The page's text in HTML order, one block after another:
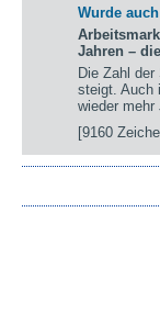
Wurde
Jahren –
Die Zahl
steigt. Auch
wieder mehr
[9160